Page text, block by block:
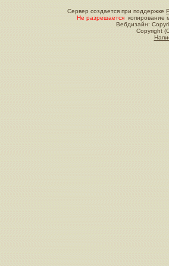
Сервер создается при поддержке
Не разрешается копирование
Вебдизайн:
Copyright